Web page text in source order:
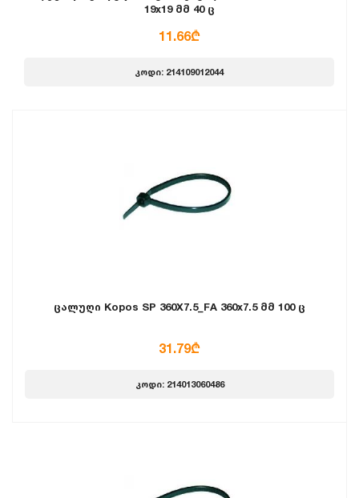
19x19 მმ 40 ც
11.66₾
კოდი: 214109012044
ცალუღი Kopos SP 360X7.5_FA 360x7.5 მმ 100 ც
31.79₾
კოდი: 214013060486